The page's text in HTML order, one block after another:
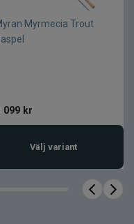
Myrmecia Trout
099 kr
Välj variant